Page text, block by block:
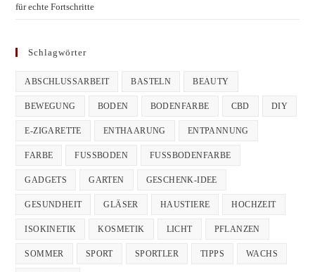
für echte Fortschritte
Schlagwörter
ABSCHLUSSARBEIT BASTELN BEAUTY
BEWEGUNG BODEN BODENFARBE CBD DIY
E-ZIGARETTE ENTHAARUNG ENTPANNUNG
FARBE FUSSBODEN FUSSBODENFARBE
GADGETS GARTEN GESCHENK-IDEE
GESUNDHEIT GLÄSER HAUSTIERE HOCHZEIT
ISOKINETIK KOSMETIK LICHT PFLANZEN
SOMMER SPORT SPORTLER TIPPS WACHS